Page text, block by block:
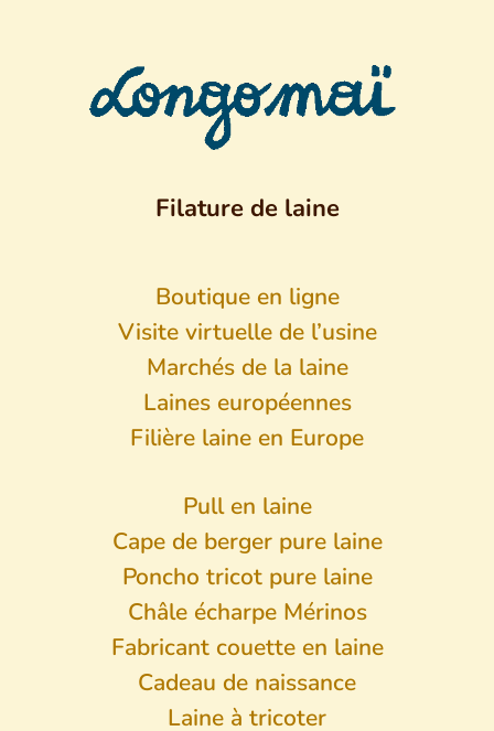
Filature de laine
Boutique en ligne
Visite virtuelle de l’usine
Marchés de la laine
Laines européennes
Filière laine en Europe
Pull en laine
Cape de berger pure laine
Poncho tricot pure laine
Châle écharpe Mérinos
Fabricant couette en laine
Cadeau de naissance
Laine à tricoter